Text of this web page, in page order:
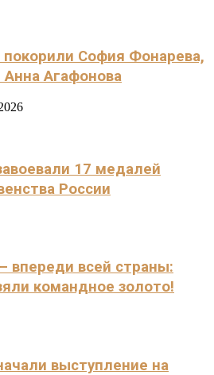
София Фонарева,
Анна Агафонова
17 медалей
России
впереди всей страны:
командное золото!
выступление на